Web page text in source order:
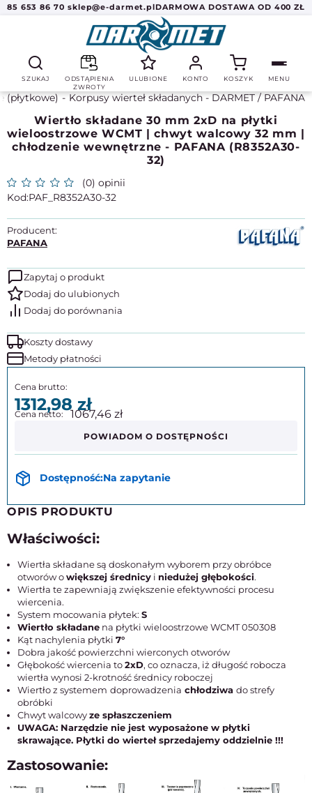
85 653 86 70 sklep@e-darmet.plDARMOWA DOSTAWA OD 400 ZŁ
SZUKAJ
ODSTĄPIENIA
ZWROTY
ULUBIONE KONTO KOSZYK MENU
(płytkowe) Korpusy wierteł składanych - DARMET / PAFANA
Wiertło składane 30 mm 2xD na płytki
wieloostrzowe WCMT | chwyt walcowy 32 mm |
chłodzenie wewnętrzne - PAFANA (R8352A30-
32)
(0) opinii
PAF_R8352A30-32
Producent:
PAFANA
Zapytaj o produkt
Koszty dostawy
Metody płatności
1312,981067,46
POWIADOM O DOSTĘPNOŚCI
Na zapytanie
OPIS PRODUKTU
Właściwości:
Wiertła składane są doskonałym wyborem przy obróbce
otworów owiększej średnicy i niedużej głębokości.
Wiertła te zapewniają zwiększenie efektywności procesu
wiercenia.
System mocowania płytek: S
Wiertło składane na płytki wieloostrzowe WCMT 050308
Kąt nachylenia płytki 7°
Dobra jakość powierzchni wierconych otworów
Głębokość wiercenia to2xD, co oznacza, iż długość robocza
wiertła wynosi 2-krotność średnicy roboczej
Wiertło z systemem doprowadzenia chłodziwa do strefy
obróbki
Chwyt walcowyze spłaszczeniem
UWAGA: Narzędzie nie jest wyposażone w płytki
skrawające. Płytki do wierteł sprzedajemy oddzielnie !!!
Zastosowanie: